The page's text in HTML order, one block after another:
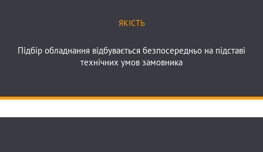
ЯКІСТЬ
Підбір обладнання відбувається безпосередньо на підставі
технічних умов замовника
Якість